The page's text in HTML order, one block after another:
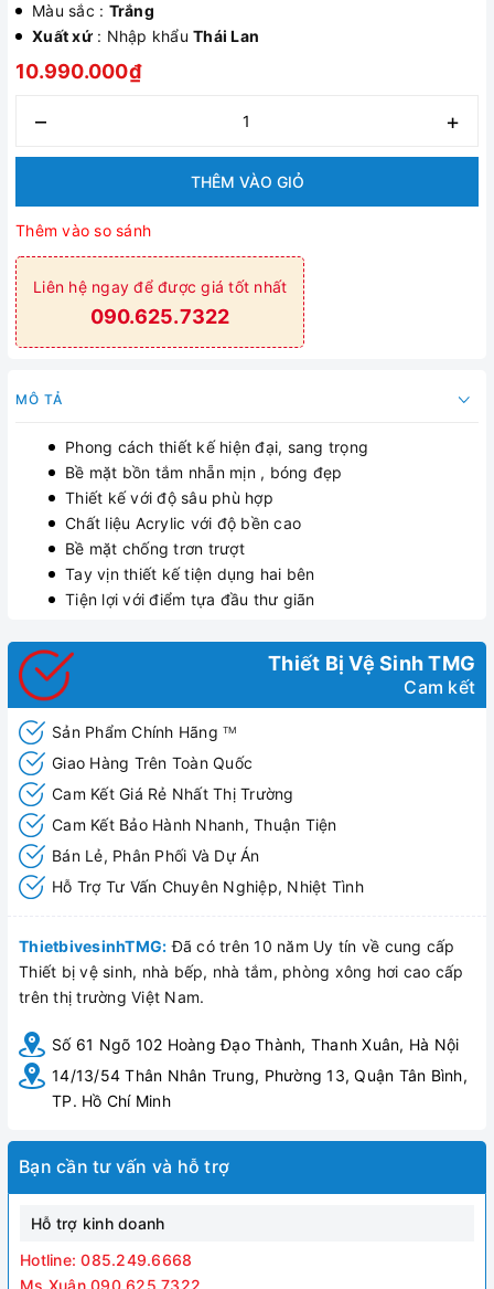
Màu sắc : Trắng
Xuất xứ: Nhập khẩu Thái Lan
10.990.000₫
– +
THÊM VÀO GIỎ
Thêm vào so sánh
Liên hệ ngay để được giá tốt nhất
090.625.7322
MÔ TẢ
Phong cách thiết kế hiện đại, sang trọng
Bề mặt bồn tắm nhẵn mịn , bóng đẹp
Thiết kế với độ sâu phù hợp
Chất liệu Acrylic với độ bền cao
Bề mặt chống trơn trượt
Tay vịn thiết kế tiện dụng hai bên
Tiện lợi với điểm tựa đầu thư giãn
Thiết Bị Vệ Sinh TMG
Cam kết
Sản Phẩm Chính Hãng TM
Giao Hàng Trên Toàn Quốc
Cam Kết Giá Rẻ Nhất Thị Trường
Cam Kết Bảo Hành Nhanh, Thuận Tiện
Bán Lẻ, Phân Phối Và Dự Án
Hỗ Trợ Tư Vấn Chuyên Nghiệp, Nhiệt Tình
ThietbivesinhTMG: Đã có trên 10 năm Uy tín về cung cấp
Thiết bị vệ sinh, nhà bếp, nhà tắm, phòng xông hơi cao cấp
trên thị trường Việt Nam.
Số 61 Ngõ 102 Hoàng Đạo Thành, Thanh Xuân, Hà Nội
14/13/54 Thân Nhân Trung, Phường 13, Quận Tân Bình,
TP. Hồ Chí Minh
Bạn cần tư vấn và hỗ trợ
Hỗ trợ kinh doanh
Hotline: 085.249.6668
Ms Xuân 090.625.7322